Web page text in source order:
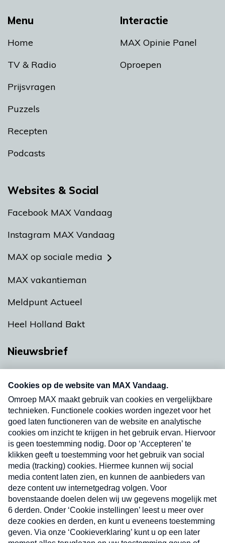
Menu
Home
TV & Radio
Prijsvragen
Puzzels
Recepten
Podcasts
Interactie
MAX Opinie Panel
Oproepen
Websites & Social
Facebook MAX Vandaag
Instagram MAX Vandaag
MAX op sociale media
MAX vakantieman
Meldpunt Actueel
Heel Holland Bakt
Nieuwsbrief
nieuwsbrief. Elke vrijdag- en dinsdagochtend in
uw mailbox.
Verzend
Nieuwsbrief
Neem hier een gratis abonnement op onze